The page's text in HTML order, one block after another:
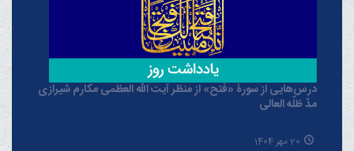
درس‌هایی از سورۀ «فتح» از منظر آیت الله العظمی مکارم شیرازی
مدّ ظلّه العالی
20 مهر 1404